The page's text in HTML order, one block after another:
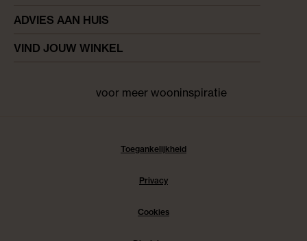
ADVIES AAN HUIS
VIND JOUW WINKEL
voor meer wooninspiratie
Toegankelijkheid
Privacy
Cookies